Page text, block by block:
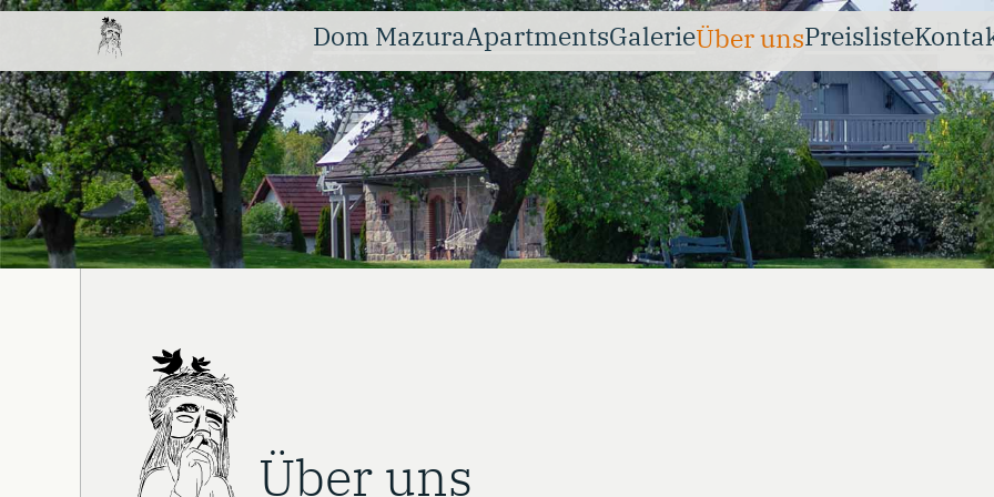
Über uns
Dom MazuraApartmentsGalerieÜber unsPreisliste